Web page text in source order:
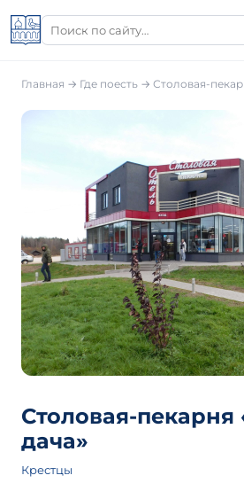
Главная → Где поесть → Столовая-
Столовая-пекарня
дача»
Крестцы